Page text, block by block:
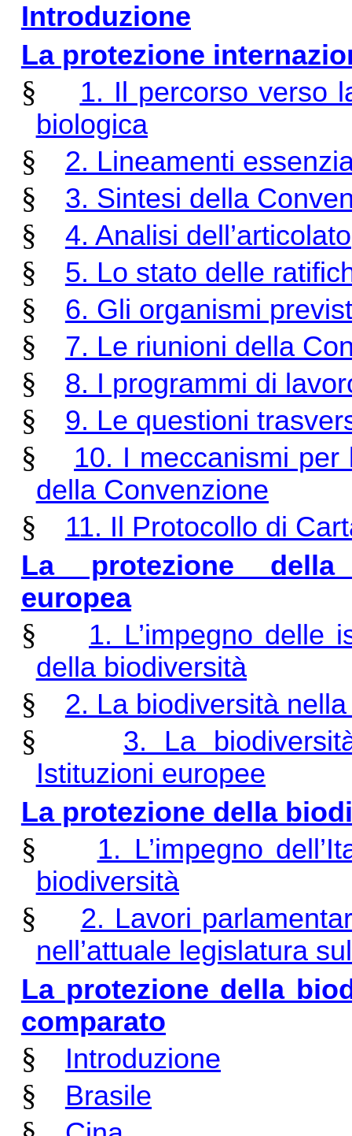
Introduzione
La protezione
§
1. Il percorso verso
biologica
§ 2. Lineamenti
§ 3. Sintesi della
§ 4. Analisi dell’articolato
§ 5. Lo stato delle
§ 6. Gli organismi
§ 7. Le riunioni della
§ 8. I programmi di
§ 9. Le questioni
§
10. I meccanismi
della Convenzione
§
11. Il Protocollo di
La protezione della
europea
§
1. L’impegno delle
della biodiversità
§ 2. La biodiversità
§
3. La
Istituzioni europee
La protezione della
§
1. L’impegno
biodiversità
§
2. Lavori
nell’attuale legislatura
La protezione della
comparato
§ Introduzione
§ Brasile